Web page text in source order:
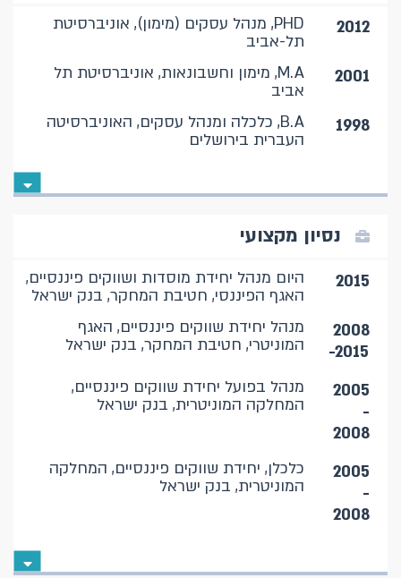
2012
PHD, מנהל עסקים (מימון), אוניברסיטת
תל-אביב
2001
M.A, מימון וחשבונאות, אוניברסיטת תל
אביב
1998
B.A, כלכלה ומנהל עסקים, האוניברסיטה
העברית בירושלים
נסיון מקצועי
2015
היום מנהל יחידת מוסדות ושווקים פיננסיים,
האגף הפיננסי, חטיבת המחקר, בנק ישראל
2008
-2015
מנהל יחידת שווקים פיננסיים, האגף
המוניטרי, חטיבת המחקר, בנק ישראל
2005
-
2008
מנהל בפועל יחידת שווקים פיננסיים,
המחלקה המוניטרית, בנק ישראל
2005
-
2008
כלכלן, יחידת שווקים פיננסיים, המחלקה
המוניטרית, בנק ישראל